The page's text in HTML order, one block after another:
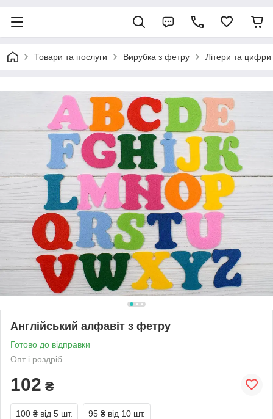
Товари та послуги Вирубка з фетру Літери та цифри
Англійський алфавіт з фетру
Готово до відправки
Опт і роздріб
102 ₴
100 ₴ від 5 шт. 95 ₴ від 10 шт.